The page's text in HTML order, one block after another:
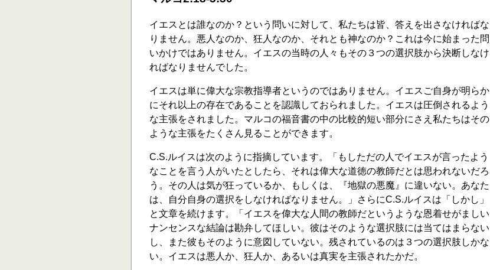
イエスとは誰なのか？という問いに対して、私たちは皆、答えを出さなければな
りません。悪人なのか、狂人なのか、それとも神なのか？これは今に始まった問
いかけではありません。イエスの当時の人々もその３つの選択肢から決断しなけ
ればなりませんでした。
イエスは単に偉大な宗教指導者というのではありません。イエスご自身が明らか
にそれ以上の存在であることを認識しておられました。イエスは圧倒されるよう
な主張をされました。マルコの福音書の中の比較的短い部分にさえ私たちはその
ような主張をたくさん見ることができます。
C.S.ルイスは次のように指摘しています。「もしただの人でイエスが言ったよう
なことを言う人がいたとしたら、それは偉大な道徳の教師だとは思われないだろ
う。その人は気が狂っているか、もしくは、『地獄の悪魔』に違いない。あなた
は、自分自身の選択をしなければなりません。」さらにC.S.ルイスは「しかし」
と文章を続けます。「イエスを偉大な人間の教師だというような恩着せがましい
ナンセンスな結論は勘弁してほしい。彼はそのような選択肢には当てはまらない
し、また彼もそのように意図していない。残されているのは３つの選択肢しかな
い。イエスは悪人か、狂人か、あるいは真実を主張されたかだ。